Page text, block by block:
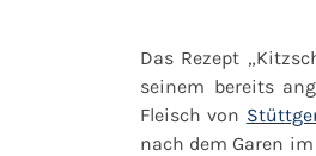
Das Rezept
seinem bereits
Fleisch von
nach dem Garen